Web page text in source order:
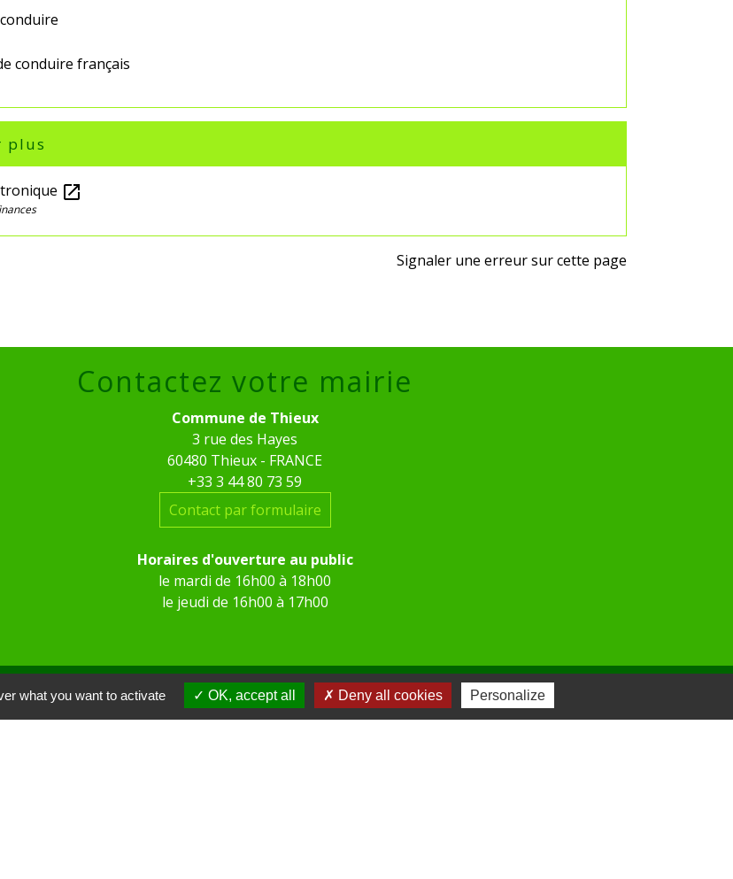
conduire français
plus
open_in_new
Signaler une erreur sur cette page
Contactez votre mairie
Commune de Thieux
3 rue des Hayes
60480 Thieux - FRANCE
+33 3 44 80 73 59
Contact par formulaire
Horaires d'ouverture au public
le mardi de 16h00 à 18h00
le jeudi de 16h00 à 17h00
what you want to activate OK, accept all Deny all cookies Personalize